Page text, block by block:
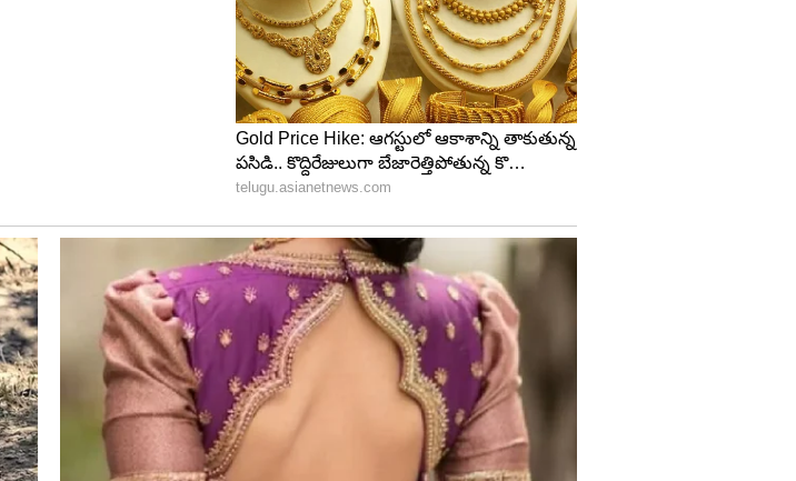
చిన్నారి మరణం సహజం కాదని
ఈ కేసులో మోహన్ పాత్రపై